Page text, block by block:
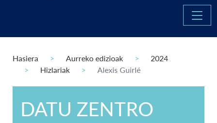
Hasiera Aurreko edizioak
2024
Hizlariak
Alexis Guirlé
DATU ZENTRO